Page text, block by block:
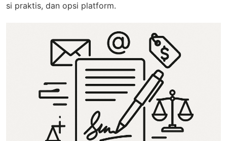
si praktis, dan opsi platform.